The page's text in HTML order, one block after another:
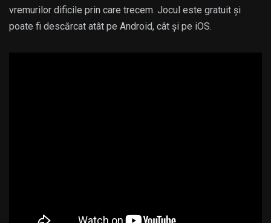
vremurilor dificile prin care trecem. Jocul este gratuit și
poate fi descărcat atât pe Android, cât și pe iOS.